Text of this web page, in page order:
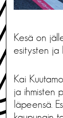
Kesä on
esitysten ja
Kai
ja ihmisten
läpeensä.